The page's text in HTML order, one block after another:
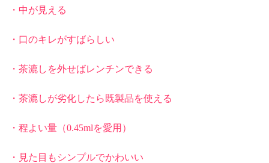
・中が見える
・口のキレがすばらしい
・茶漉しを外せばレンチンできる
・茶漉しが劣化したら既製品を使える
・程よい量（0.45mlを愛用）
・見た目もシンプルでかわいい